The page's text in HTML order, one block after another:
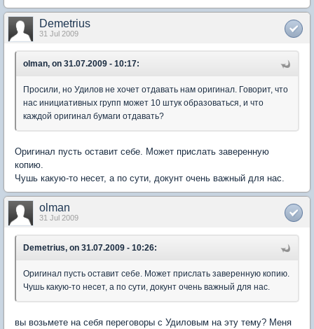
Demetrius
31 Jul 2009
olman, on 31.07.2009 - 10:17:
Просили, но Удилов не хочет отдавать нам оригинал. Говорит, что
нас инициативных групп может 10 штук образоваться, и что
каждой оригинал бумаги отдавать?
Оригинал пусть оставит себе. Может прислать заверенную
копию.
Чушь какую-то несет, а по сути, докунт очень важный для нас.
olman
31 Jul 2009
Demetrius, on 31.07.2009 - 10:26:
Оригинал пусть оставит себе. Может прислать заверенную копию.
Чушь какую-то несет, а по сути, докунт очень важный для нас.
вы возьмете на себя переговоры с Удиловым на эту тему? Меня